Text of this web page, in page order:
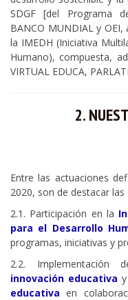
SDGF [del Programa
BANCO MUNDIAL y
la IMEDH (Iniciativa
Humano), compuesta,
VIRTUAL EDUCA,
2.
Entre las actuaciones
2020, son de destacar las
2.1. Participación en la
para el Desarrollo
programas, iniciativas y
2.2. Implementación
innovación educativa
educativa en